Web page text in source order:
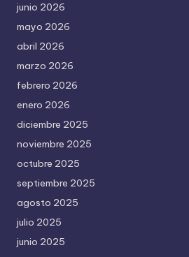
junio 2026
mayo 2026
abril 2026
marzo 2026
febrero 2026
enero 2026
diciembre 2025
noviembre 2025
octubre 2025
septiembre 2025
agosto 2025
julio 2025
junio 2025